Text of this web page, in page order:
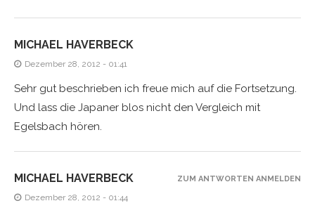
MICHAEL HAVERBECK
Dezember 28, 2012 - 01:41
Sehr gut beschrieben ich freue mich auf die Fortsetzung.
Und lass die Japaner blos nicht den Vergleich mit
Egelsbach hören.
MICHAEL HAVERBECK
Dezember 28, 2012 - 01:44
ZUM ANTWORTEN ANMELDEN